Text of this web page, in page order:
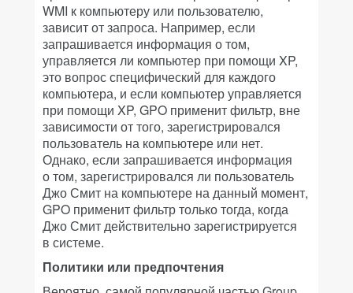
WMI к компьютеру или пользователю,
зависит от запроса. Например, если
запрашивается информация о том,
управляется ли компьютер при помощи XP,
это вопрос специфический для каждого
компьютера, и если компьютер управляется
при помощи XP, GPO применит фильтр, вне
зависимости от того, зарегистрировался
пользователь на компьютере или нет.
Однако, если запрашивается информация
о том, зарегистрировался ли пользователь
Джо Смит на компьютере на данный момент,
GPO применит фильтр только тогда, когда
Джо Смит действительно зарегистрируется
в системе.
Политики или предпочтения